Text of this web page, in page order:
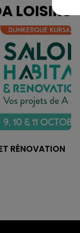
LOISIRS
RÉNOVATION